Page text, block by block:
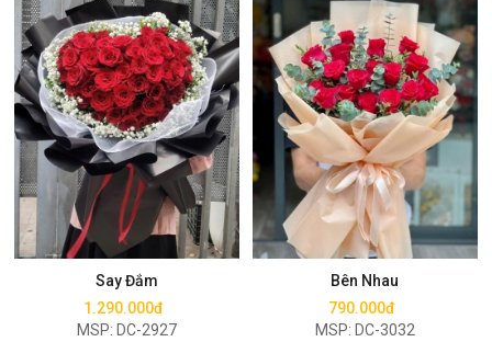
Say Đắm
1.290.000đ
MSP: DC-2927
Mua ngay
Bên Nhau
790.000đ
MSP: DC-3032
Mua ngay